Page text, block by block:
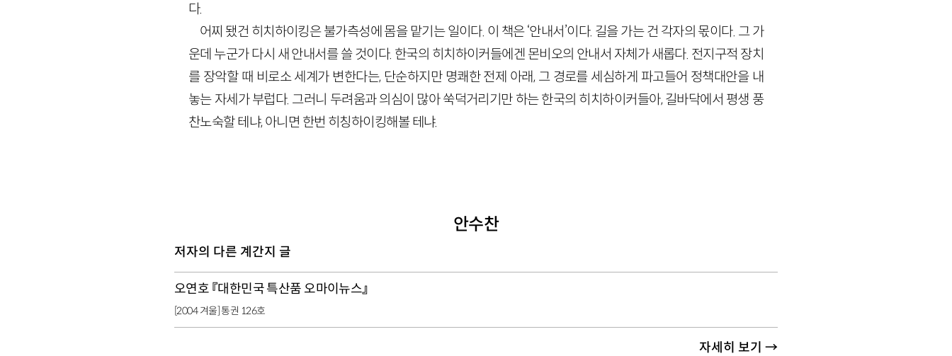
다.
어찌 됐건 히치하이킹은 불가측성에 몸을 맡기는 일이다. 이 책은 ‘안내서’이다. 길을 가는 건 각자의 몫이다. 그 가
운데 누군가 다시 새 안내서를 쓸 것이다. 한국의 히치하이커들에겐 몬비오의 안내서 자체가 새롭다. 전지구적 장치
를 장악할 때 비로소 세계가 변한다는, 단순하지만 명쾌한 전제 아래, 그 경로를 세심하게 파고들어 정책대안을 내
놓는 자세가 부럽다. 그러니 두려움과 의심이 많아 쑥덕거리기만 하는 한국의 히치하이커들아, 길바닥에서 평생 풍
찬노숙할 테냐, 아니면 한번 히칭하이킹해볼 테냐.
안수찬
저자의 다른 계간지 글
오연호 『대한민국 특산품 오마이뉴스』
[2004 겨울] 통권 126호
자세히 보기 →